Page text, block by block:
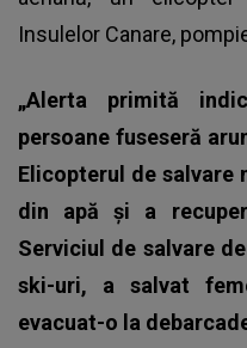
Insulelor Canare,
„Alerta primită
persoane fuseseră
Elicopterul de salvare
din apă și a
Serviciul de salvare
ski-uri, a salvat
evacuat-o la